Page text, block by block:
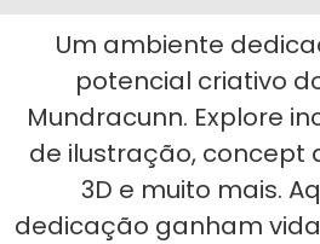
Um ambiente
potencial criativo
Mundracunn. Explore
de ilustração, concept
3D e muito mais.
dedicação ganham